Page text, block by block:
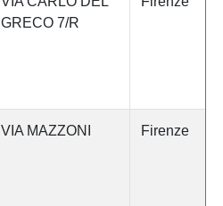
GRECO 7/R
VIA MAZZONI Firenze